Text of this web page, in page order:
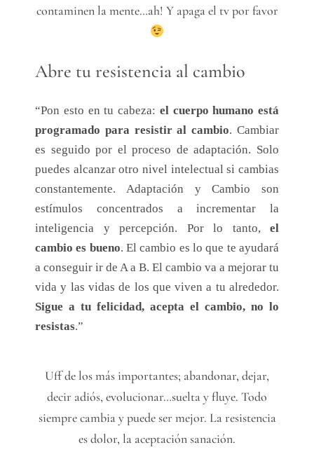
contaminen la mente…ah! Y apaga el tv por favor
Abre tu resistencia al cambio
“Pon esto en tu cabeza: el cuerpo humano está
programado para resistir al cambio. Cambiar
es seguido por el proceso de adaptación. Solo
puedes alcanzar otro nivel intelectual si cambias
constantemente. Adaptación y Cambio son
estímulos concentrados a incrementar la
inteligencia y percepción. Por lo tanto, el
cambio es bueno. El cambio es lo que te ayudará
a conseguir ir de A a B. El cambio va a mejorar tu
vida y las vidas de los que viven a tu alrededor.
Sigue a tu felicidad, acepta el cambio, no lo
resistas.”
Uff de los más importantes; abandonar, dejar,
decir adiós, evolucionar…suelta y fluye. Todo
siempre cambia y puede ser mejor. La resistencia
es dolor, la aceptación sanación.